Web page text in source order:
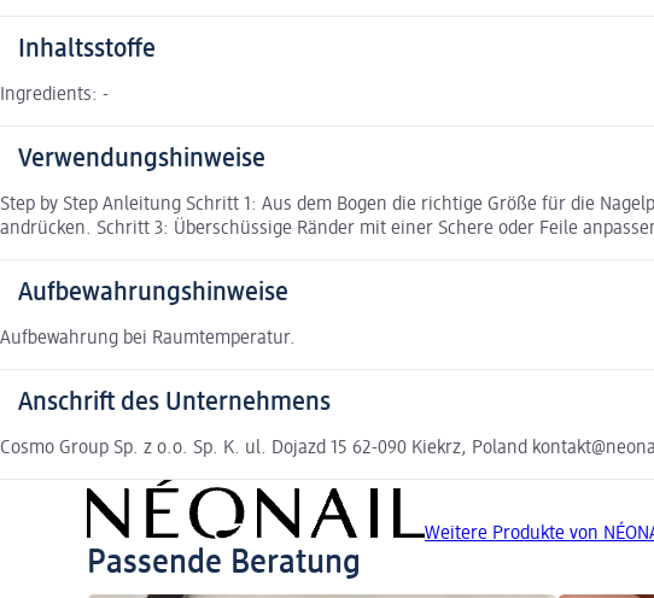
Inhaltsstoffe
Ingredients: -
Verwendungshinweise
Step by Step Anleitung Schritt 1: Aus dem Bogen die richtige Größe für die
andrücken. Schritt 3: Überschüssige Ränder mit einer Schere oder Feile
Aufbewahrungshinweise
Aufbewahrung bei Raumtemperatur.
Anschrift des Unternehmens
Cosmo Group Sp. z o.o. Sp. K. ul. Dojazd 15 62-090 Kiekrz, Poland
Weitere Produkte von
Passende Beratung